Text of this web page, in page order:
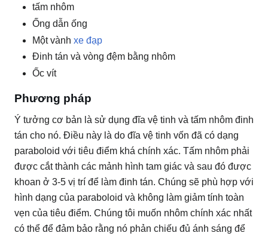
tấm nhôm
Ống dẫn ống
Mộtvành xe đạp
Đinh tán và vòng đệm bằng nhôm
Ốc vít
Phương pháp
Ý tưởng cơ bản là sử dụng đĩa vệ tinh và tấm nhôm đinh
tán cho nó. Điều này là do đĩa vệ tinh vốn đã có dạng
paraboloid với tiêu điểm khá chính xác. Tấm nhôm phải
được cắt thành các mảnh hình tam giác và sau đó được
khoan ở 3-5 vị trí để làm đinh tán. Chúng sẽ phù hợp với
hình dạng của paraboloid và không làm giảm tính toàn
vẹn của tiêu điểm. Chúng tôi muốn nhôm chính xác nhất
có thể để đảm bảo rằng nó phản chiếu đủ ánh sáng để